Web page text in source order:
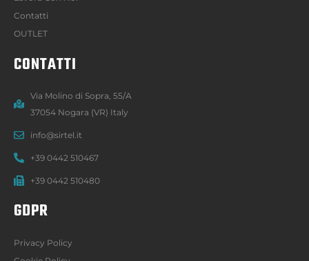
Contatti
OUTLET
CONTATTI
Via Molino di Sopra, 55/A
37054 Nogara (VR) Italy
info@sirtel.it
+39 0442 510467
+39 0442 510480
GDPR
Privacy Policy